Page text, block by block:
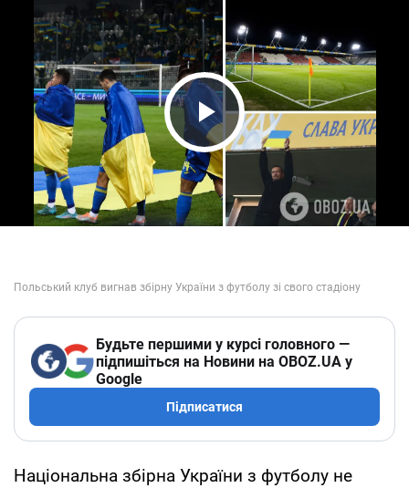
Play Video
Будьте першими у курсі головного —
підпишіться на Новини на OBOZ.UA у
Google
Підписатися
Національна збірна України з футболу не